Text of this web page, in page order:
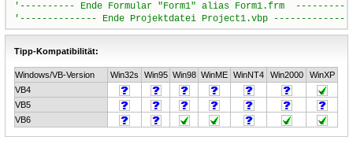
Tipp-Kompatibilität:
Windows/VB-Version Win32s Win95 Win98 WinME WinNT4 Win2000
WinXP
VB4
VB5
VB6